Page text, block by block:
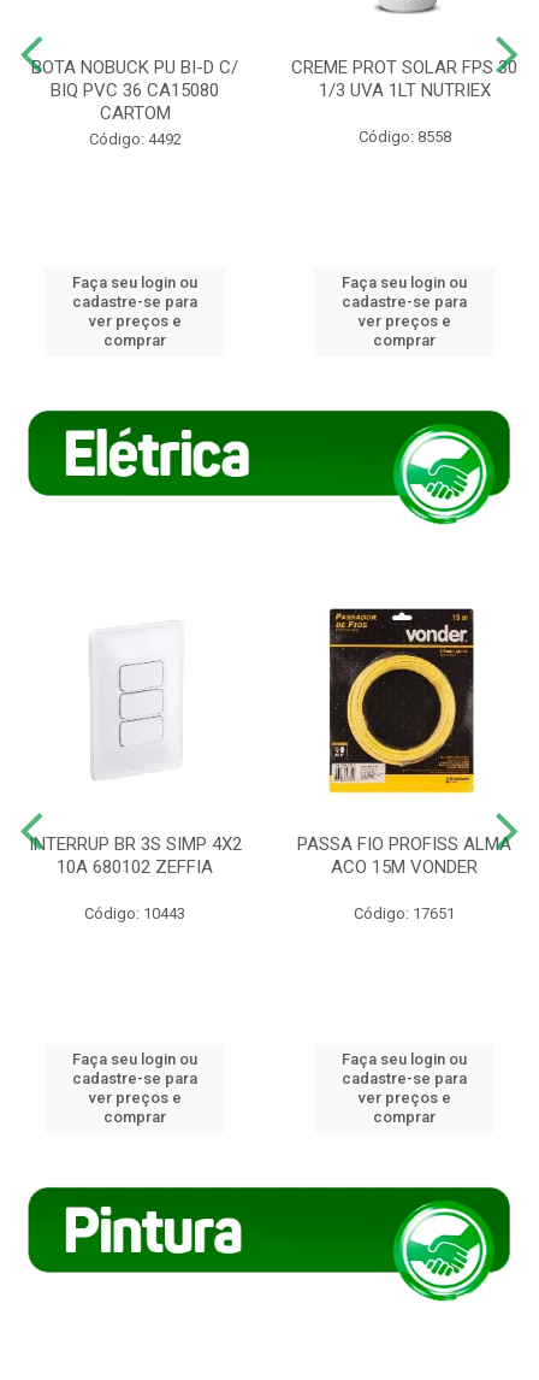
BOTA NOBUCK PU BI-D C/
BIQ PVC 36 CA15080
CARTOM
Código: 4492
Faça seu login ou
cadastre-se para
ver preços e
comprar
CREME PROT SOLAR FPS 30
1/3 UVA 1LT NUTRIEX
Código: 8558
Faça seu login ou
cadastre-se para
ver preços e
comprar
INTERRUP BR 3S SIMP 4X2
10A 680102 ZEFFIA
Código: 10443
Faça seu login ou
cadastre-se para
ver preços e
comprar
PASSA FIO PROFISS ALMA
ACO 15M VONDER
Código: 17651
Faça seu login ou
cadastre-se para
ver preços e
comprar